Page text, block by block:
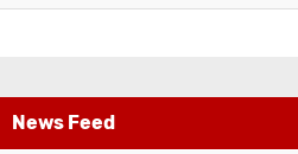
News Feed